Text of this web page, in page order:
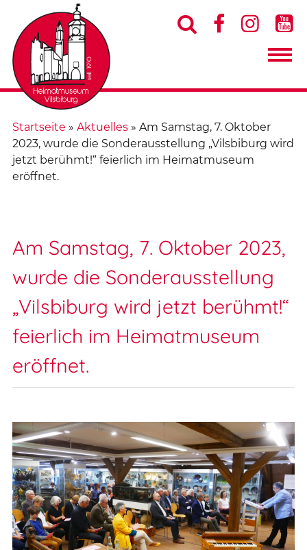
   
Startseite » Aktuelles» Am Samstag, 7. Oktober
2023, wurde die Sonderausstellung „Vilsbiburg wird
jetzt berühmt!“ feierlich im Heimatmuseum
eröffnet.
Am Samstag, 7. Oktober 2023,
wurde die Sonderausstellung
„Vilsbiburg wird jetzt berühmt!“
feierlich im Heimatmuseum
eröffnet.